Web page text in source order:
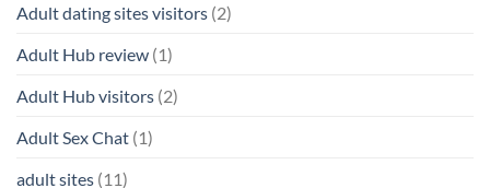
Adult dating sites visitors (2)
Adult Hub review (1)
Adult Hub visitors (2)
Adult Sex Chat (1)
adult sites (11)